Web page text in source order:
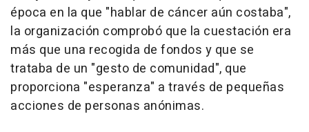
época en la que "hablar de cáncer aún costaba",
la organización comprobó que la cuestación era
más que una recogida de fondos y que se
trataba de un "gesto de comunidad", que
proporciona "esperanza" a través de pequeñas
acciones de personas anónimas.